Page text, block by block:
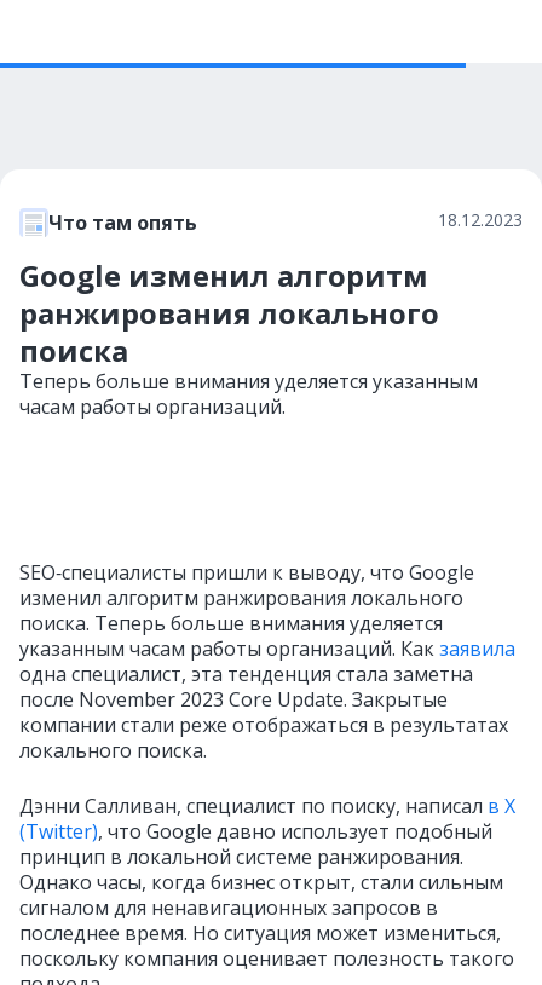
Что там опять 18.12.2023
Google изменил алгоритм
ранжирования локального
поиска
Теперь больше внимания уделяется указанным
часам работы организаций.
SEO‑специалисты пришли к выводу, что Google
изменил алгоритм ранжирования локального
поиска. Теперь больше внимания уделяется
указанным часам работы организаций. Какзаявила
одна специалист, эта тенденция стала заметна
после November 2023 Core Update. Закрытые
компании стали реже отображаться в результатах
локального поиска.
Дэнни Салливан, специалист по поиску, написал в X
(Twitter), что Google давно использует подобный
принцип в локальной системе ранжирования.
Однако часы, когда бизнес открыт, стали сильным
сигналом для ненавигационных запросов в
последнее время. Но ситуация может измениться,
поскольку компания оценивает полезность такого